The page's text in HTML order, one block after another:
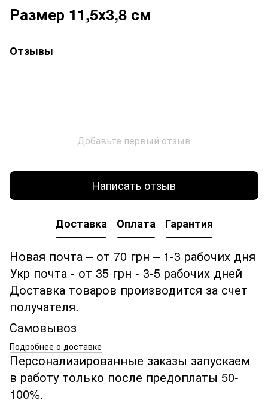
Размер 11,5х3,8 см
Отзывы
Добавьте первый отзыв
Написать отзыв
Доставка Оплата Гарантия
Новая почта – от 70 грн – 1-3 рабочих дня
Укр почта - от 35 грн - 3-5 рабочих дней
Доставка товаров производится за счет
получателя.
Самовывоз
Подробнее о доставке
Персонализированные заказы запускаем
в работу только после предоплаты 50-
100%.